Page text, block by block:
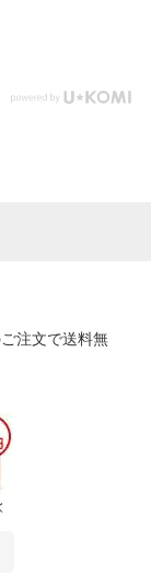
注文で送料無